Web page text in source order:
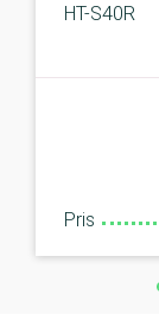
HT-S40R
Pris